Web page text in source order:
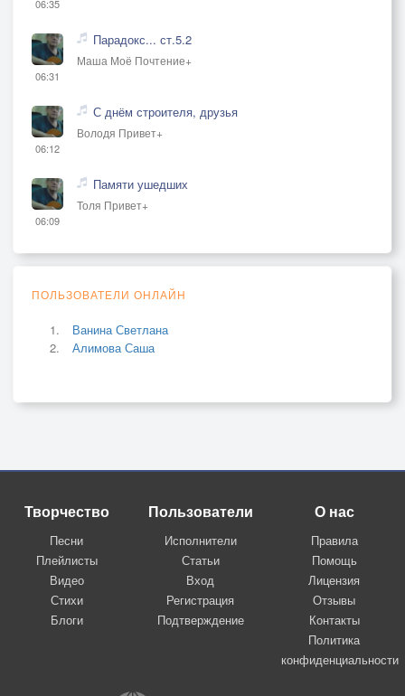
06:35
06:31
Парадокс... ст.5.2
Маша Моё Почтение+
06:12
С днём строителя, друзья
Володя Привет+
06:09
Памяти ушедших
Толя Привет+
ПОЛЬЗОВАТЕЛИ ОНЛАЙН
Ванина Светлана
Алимова Саша
Творчество
Песни
Плейлисты
Видео
Стихи
Блоги
Пользователи
Исполнители
Статьи
Вход
Регистрация
Подтверждение
О нас
Правила
Помощь
Лицензия
Отзывы
Контакты
Политика
конфиденциальности